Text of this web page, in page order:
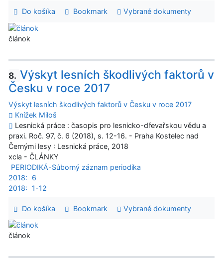
Do košíka Bookmark Vybrané dokumenty
článok
8. Výskyt lesních škodlivých faktorů v
Česku v roce 2017
Výskyt lesních škodlivých faktorů v Česku v roce 2017
Knížek Miloš
Lesnická práce : časopis pro lesnicko-dřevařskou vědu a
praxi. Roč. 97, č. 6 (2018), s. 12-16. - Praha Kostelec nad
Černými lesy : Lesnická práce, 2018
xcla - ČLÁNKY
PERIODIKÁ-Súborný záznam periodika
2018:
6
2018:
1-12
Do košíka Bookmark Vybrané dokumenty
článok